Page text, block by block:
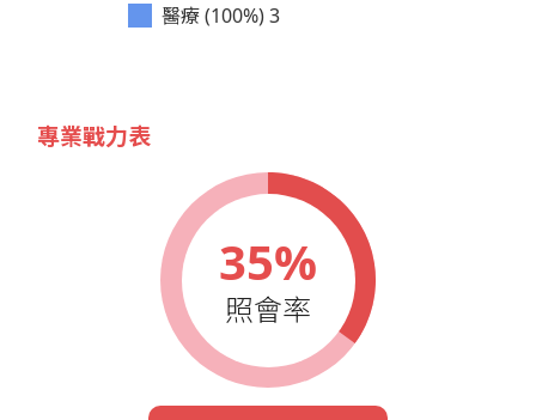
醫療 (100%) 3
專業戰力表
35%
照會率